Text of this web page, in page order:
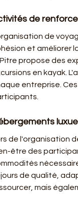
de
de
et améliorer
propose des
en kayak.
entreprise.
de l'organisation
être des
de qualité,
mais